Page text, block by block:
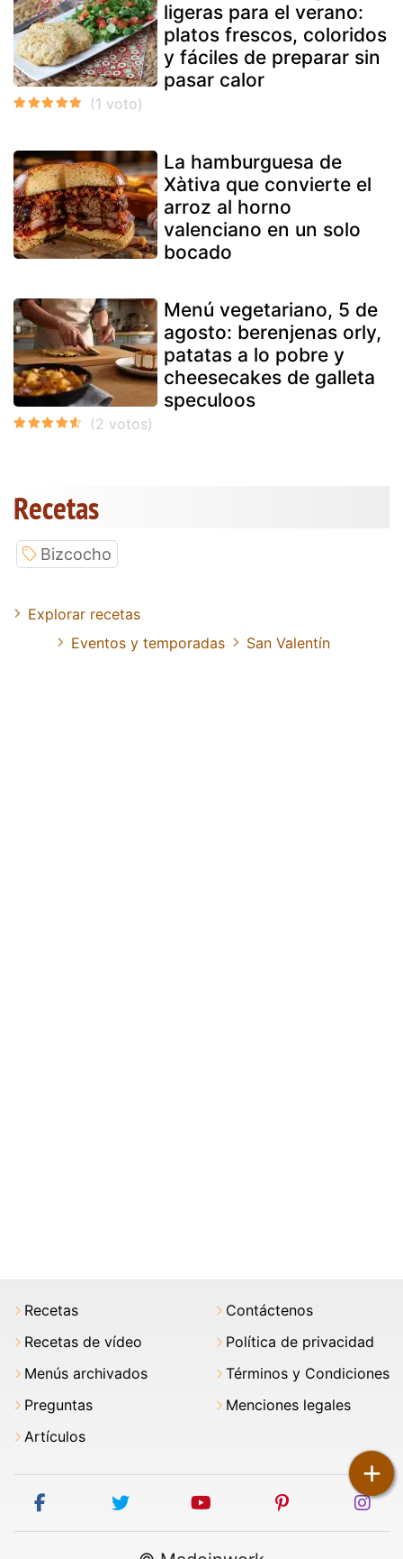
+
ligeras para el verano:
platos frescos, coloridos
y fáciles de preparar sin
pasar calor
La hamburguesa de
Xàtiva que convierte el
arroz al horno
valenciano en un solo
bocado
Menú vegetariano, 5 de
agosto: berenjenas orly,
patatas a lo pobre y
cheesecakes de galleta
speculoos
Recetas
Bizcocho
Explorar recetas
Eventos y temporadas
San Valentín
Recetas
Recetas de vídeo
Menús archivados
Preguntas
Artículos
Contáctenos
Política de privacidad
Términos y Condiciones
Menciones legales
facebook twitter youtube pinterest